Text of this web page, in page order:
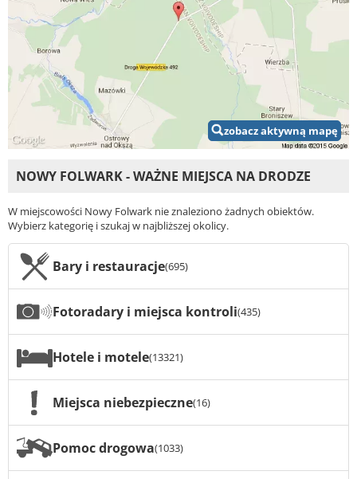
zobacz aktywną mapę
NOWY FOLWARK - WAŻNE MIEJSCA NA DRODZE
W miejscowości Nowy Folwark nie znaleziono żadnych obiektów.
Wybierz kategorię i szukaj w najbliższej okolicy.
Bary i restauracje(695)
Fotoradary i miejsca kontroli(435)
Hotele i motele(13321)
Miejsca niebezpieczne(16)
Pomoc drogowa(1033)